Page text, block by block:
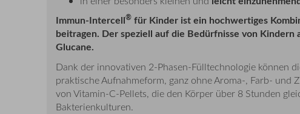
Immun-Intercell® für Kinder ist ein hochwertiges
beitragen. Der speziell auf die Bedürfnisse von
Glucane.
Dank der innovativen 2-Phasen-Fülltechnologie können
praktische Aufnahmeform, ganz ohne Aroma-, Farb- und
von Vitamin-C-Pellets, die den Körper über 8 Stunden
Bakterienkulturen.